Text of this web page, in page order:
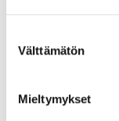
valinta
Välttämätön
Mieltymykset